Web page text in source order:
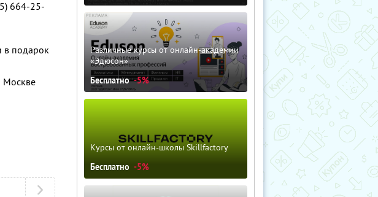
664-25-
в подарок
Москве
Различные курсы от онлайн-академии
«Эдюсон»
Бесплатно -5%
Курсы от онлайн-школы Skillfactory
Бесплатно -5%